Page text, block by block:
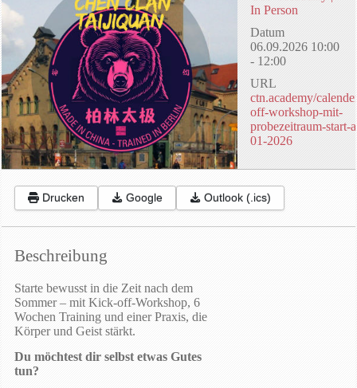
In Person
Datum
06.09.2026 10:00
- 12:00
URL
ctn.academy/
off-workshop-mit-
probezeitraum-start-
01-2026
Drucken Google Outlook (.ics)
Beschreibung
Starte bewusst in die Zeit nach dem
Sommer – mit Kick-off-Workshop, 6
Wochen Training und einer Praxis, die
Körper und Geist stärkt.
Du möchtest dir selbst etwas Gutes
tun?